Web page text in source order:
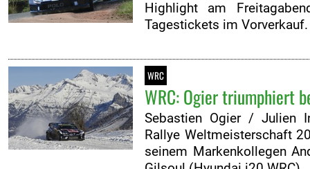
Highlight am
Tagestickets im Vorverkauf.
WRC
WRC: Ogier triumphiert
Sebastien Ogier / Julien
Rallye Weltmeisterschaft
seinem Markenkollegen